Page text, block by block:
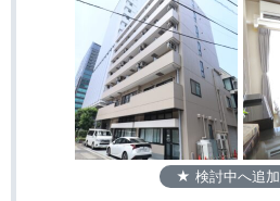
★ 検討中へ追加